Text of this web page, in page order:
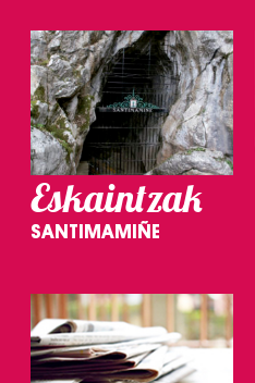
Eskaintzak
SANTIMAMIÑE